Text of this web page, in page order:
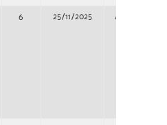
6 25/11/2025 Adjudicación